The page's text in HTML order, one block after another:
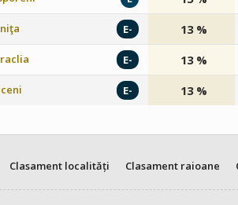
E- 13 %
E- 13 %
E- 13 %
Clasament localități Clasament raioane